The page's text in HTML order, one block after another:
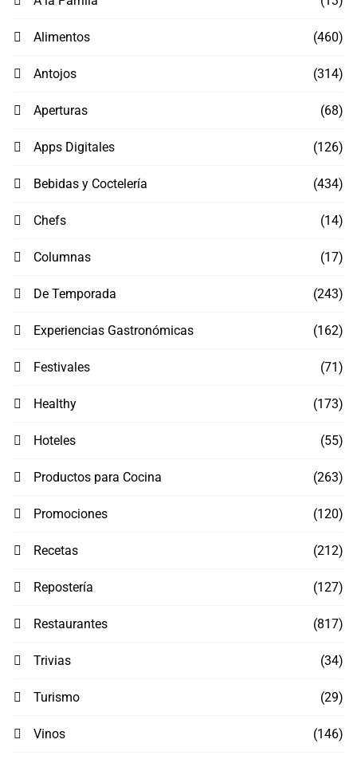
Alimentos (460)
Antojos (314)
Aperturas (68)
Apps Digitales (126)
Bebidas y Coctelería (434)
Chefs (14)
Columnas (17)
De Temporada (243)
Experiencias Gastronómicas (162)
Festivales (71)
Healthy (173)
Hoteles (55)
Productos para Cocina (263)
Promociones (120)
Recetas (212)
Repostería (127)
Restaurantes (817)
Trivias (34)
Turismo (29)
Vinos (146)